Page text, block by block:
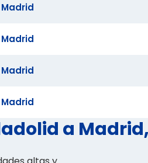
Madrid
Madrid
Madrid
Madrid
a